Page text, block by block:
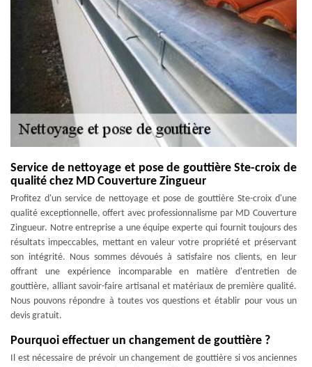
Service de nettoyage et pose de gouttière Ste-croix de
qualité chez MD Couverture Zingueur
Profitez d'un service de nettoyage et pose de gouttière Ste-croix d'une
qualité exceptionnelle, offert avec professionnalisme par MD Couverture
Zingueur. Notre entreprise a une équipe experte qui fournit toujours des
résultats impeccables, mettant en valeur votre propriété et préservant
son intégrité. Nous sommes dévoués à satisfaire nos clients, en leur
offrant une expérience incomparable en matière d'entretien de
gouttière, alliant savoir-faire artisanal et matériaux de première qualité.
Nous pouvons répondre à toutes vos questions et établir pour vous un
devis gratuit.
Pourquoi effectuer un changement de gouttière ?
Il est nécessaire de prévoir un changement de gouttière si vos anciennes